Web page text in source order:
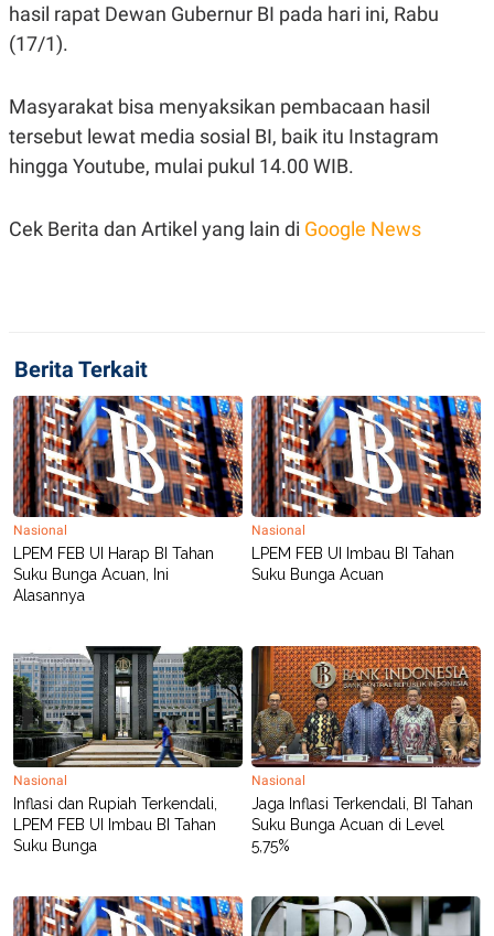
A
T
A
G
E
K
O
N
N
L
P
S
K
O
N
T
A
N
A
C
A
D
E
M
Y
P
R
E
S
S
R
E
L
E
A
S
E
I
L
A
N
G
G
A
N
A
C
E
T
K
I
N
E
R
J
A
E
I
T
E
E
P
A
D
hasil rapat Dewan Gubernur BI pada hari ini, Rabu
(17/1).
Masyarakat bisa menyaksikan pembacaan hasil
tersebut lewat media sosial BI, baik itu Instagram
hingga Youtube, mulai pukul 14.00 WIB.
Cek Berita dan Artikel yang lain di Google News
Berita Terkait
Nasional
LPEM FEB UI Harap BI Tahan
Suku Bunga Acuan, Ini
Alasannya
Nasional
LPEM FEB UI Imbau BI Tahan
Suku Bunga Acuan
Nasional
Inflasi dan Rupiah Terkendali,
LPEM FEB UI Imbau BI Tahan
Suku Bunga
Nasional
Jaga Inflasi Terkendali, BI Tahan
Suku Bunga Acuan di Level
5,75%